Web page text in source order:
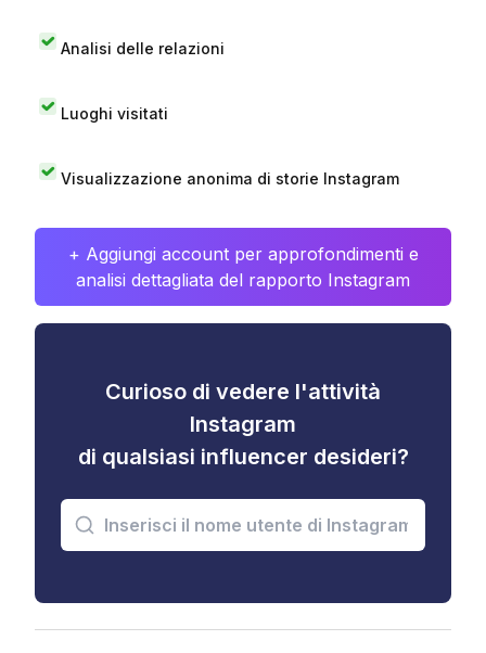
Analisi delle relazioni
Luoghi visitati
Visualizzazione anonima di storie Instagram
+ Aggiungi account per approfondimenti e
analisi dettagliata del rapporto Instagram
Curioso di vedere l'attività
Instagram
di qualsiasi influencer desideri?